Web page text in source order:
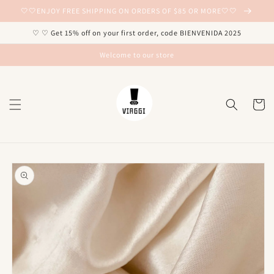
directamente
al contenido
🤍🤍ENJOY FREE SHIPPING ON ORDERS OF $85 OR MORE🤍🤍
♡ ♡ Get 15% off on your first order, code BIENVENIDA 2025
Welcome to our store
Carrito
directamente
a la
información